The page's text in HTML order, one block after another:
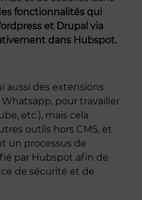
fonctionnalités qui
et Drupal via
dans Hubspot.
aussi des extensions
pour travailler
etc.), mais cela
outils hors CMS, et
un processus de
par Hubspot afin de
de sécurité et de